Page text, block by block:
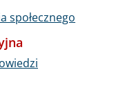
społecznego